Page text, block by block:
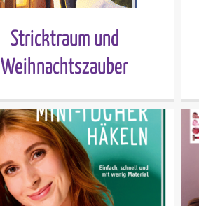
Stricktraum und
Weihnachtszauber